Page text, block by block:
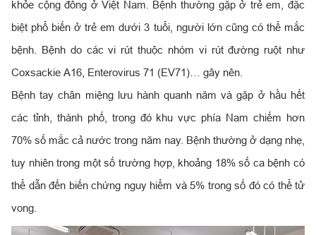
khỏe cộng đồng ở Việt Nam. Bệnh thường gặp ở trẻ em, đặc
biệt phổ biến ở trẻ em dưới 3 tuổi, người lớn cũng có thể mắc
bệnh. Bệnh do các vi rút thuộc nhóm vi rút đường ruột như
Coxsackie A16, Enterovirus 71 (EV71)… gây nên.
Bệnh tay chân miệng lưu hành quanh năm và gặp ở hầu hết
các tỉnh, thành phố, trong đó khu vực phía Nam chiếm hơn
70% số mắc cả nước trong năm nay. Bệnh thường ở dạng nhẹ,
tuy nhiên trong một số trường hợp, khoảng 18% số ca bệnh có
thể dẫn đến biến chứng nguy hiểm và 5% trong số đó có thể tử
vong.